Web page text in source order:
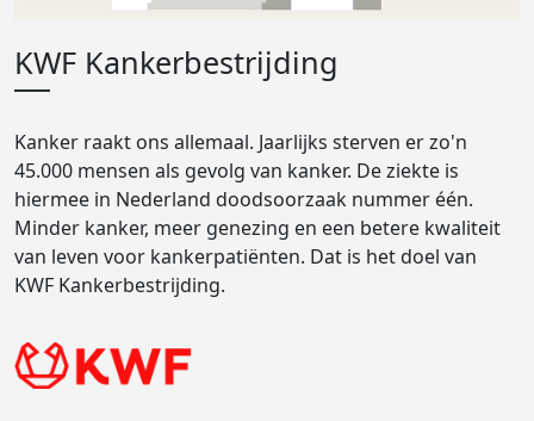
KWF Kankerbestrijding
Kanker raakt ons allemaal. Jaarlijks sterven er zo'n
45.000 mensen als gevolg van kanker. De ziekte is
hiermee in Nederland doodsoorzaak nummer één.
Minder kanker, meer genezing en een betere kwaliteit
van leven voor kankerpatiënten. Dat is het doel van
KWF Kankerbestrijding.